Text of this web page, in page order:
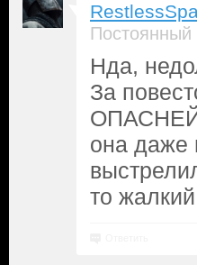
Постоянный
Нда,
За
она даже
то